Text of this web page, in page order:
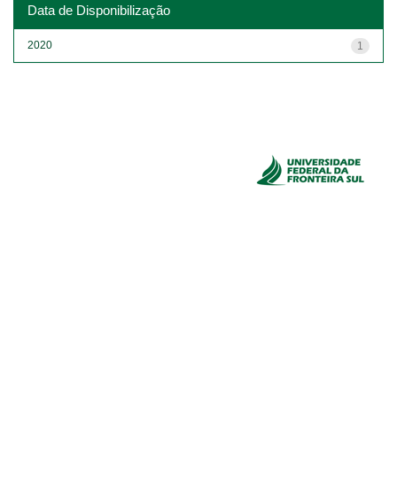
Data de Disponibilização
1
2020